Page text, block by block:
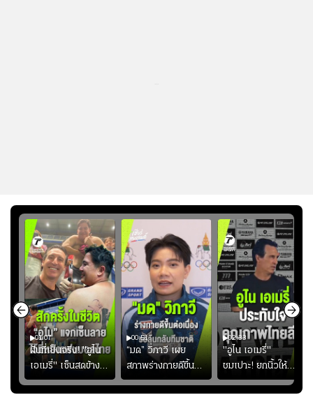
01:07
ฝันที่เป็นจริง! "อูไน
เอเมรี่" เซ็นสดข้าง
รอยสักบนแผ่นหลัง
00:51
“มด” วิภาวี เผย
สภาพร่างกายดีขึ้น
อย่างต่อเนื่อง พร้อม
02:33
"อูไน เอเมรี่"
ชมเปาะ! ยกนิ้วให้
แท็กติกบีจี แฮปปี้